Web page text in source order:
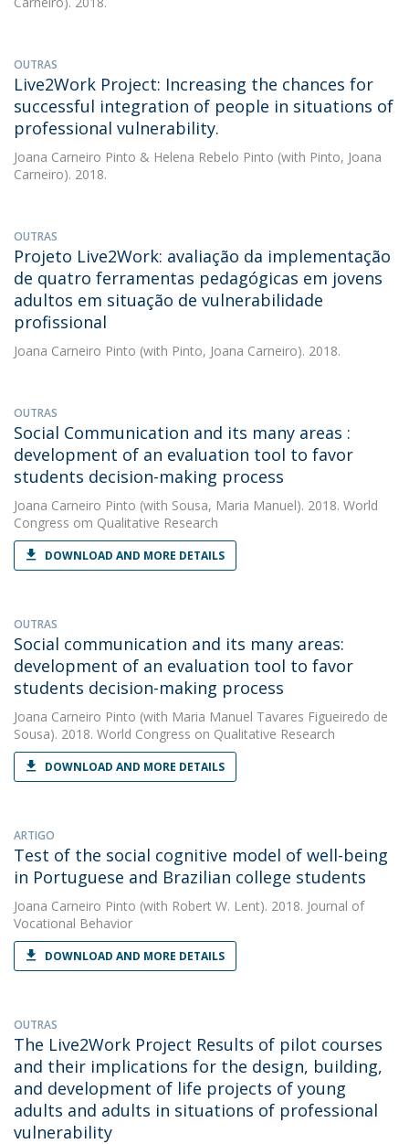
OUTRAS
Live2Work Project: Increasing the chances for
successful integration of people in situations of
professional vulnerability.
Joana Carneiro Pinto & Helena Rebelo Pinto (with Pinto, Joana
Carneiro). 2018.
OUTRAS
Projeto Live2Work: avaliação da implementação
de quatro ferramentas pedagógicas em jovens
adultos em situação de vulnerabilidade
profissional
Joana Carneiro Pinto (with Pinto, Joana Carneiro). 2018.
OUTRAS
Social Communication and its many areas :
development of an evaluation tool to favor
students decision-making process
Joana Carneiro Pinto (with Sousa, Maria Manuel). 2018. World
Congress om Qualitative Research
DOWNLOAD AND MORE DETAILS
OUTRAS
Social communication and its many areas:
development of an evaluation tool to favor
students decision-making process
Joana Carneiro Pinto (with Maria Manuel Tavares Figueiredo de
Sousa). 2018. World Congress on Qualitative Research
DOWNLOAD AND MORE DETAILS
ARTIGO
Test of the social cognitive model of well-being
in Portuguese and Brazilian college students
Joana Carneiro Pinto (with Robert W. Lent). 2018. Journal of
Vocational Behavior
DOWNLOAD AND MORE DETAILS
OUTRAS
The Live2Work Project Results of pilot courses
and their implications for the design, building,
and development of life projects of young
adults and adults in situations of professional
vulnerability